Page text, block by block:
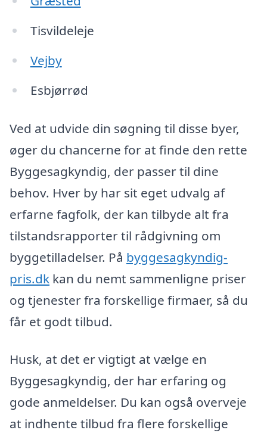
Tisvildeleje
Vejby
Esbjørrød
Ved at udvide din søgning til disse byer,
øger du chancerne for at finde den rette
Byggesagkyndig, der passer til dine
behov. Hver by har sit eget udvalg af
erfarne fagfolk, der kan tilbyde alt fra
tilstandsrapporter til rådgivning om
byggetilladelser. På byggesagkyndig-
pris.dk kan du nemt sammenligne priser
og tjenester fra forskellige firmaer, så du
får et godt tilbud.
Husk, at det er vigtigt at vælge en
Byggesagkyndig, der har erfaring og
gode anmeldelser. Du kan også overveje
at indhente tilbud fra flere forskellige